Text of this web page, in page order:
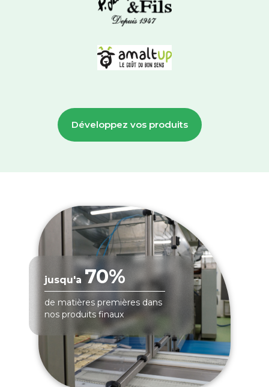
Développez vos produits
jusqu'a 70%
de matières premières dans
nos produits finaux